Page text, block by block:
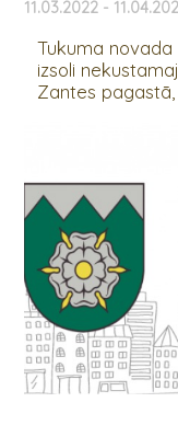
11.03.2022 -
Tukuma
izsoli
Zantes